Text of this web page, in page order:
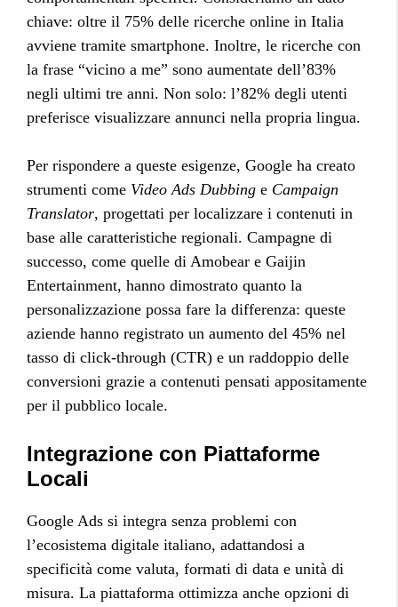
chiave: oltre il 75% delle ricerche online in Italia
avviene tramite smartphone. Inoltre, le ricerche con
la frase “vicino a me” sono aumentate dell’83%
negli ultimi tre anni. Non solo: l’82% degli utenti
preferisce visualizzare annunci nella propria lingua.
Per rispondere a queste esigenze, Google ha creato
strumenti come Video Ads Dubbing e Campaign
Translator, progettati per localizzare i contenuti in
base alle caratteristiche regionali. Campagne di
successo, come quelle di Amobear e Gaijin
Entertainment, hanno dimostrato quanto la
personalizzazione possa fare la differenza: queste
aziende hanno registrato un aumento del 45% nel
tasso di click-through (CTR) e un raddoppio delle
conversioni grazie a contenuti pensati appositamente
per il pubblico locale.
Integrazione con Piattaforme
Locali
Google Ads si integra senza problemi con
l’ecosistema digitale italiano, adattandosi a
specificità come valuta, formati di data e unità di
misura. La piattaforma ottimizza anche opzioni di